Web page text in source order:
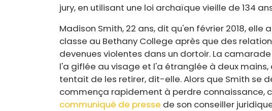
jury, en utilisant une loi archaïque vieille de 134
Madison Smith, 22 ans, dit qu'en février 2018,
classe au Bethany College après que des
devenues violentes dans un dortoir. La
l'a giflée au visage et l'a étranglée à deux mains,
tentait de les retirer, dit-elle. Alors que Smith se
commença rapidement à perdre connaissance,
communiqué de presse de son conseiller